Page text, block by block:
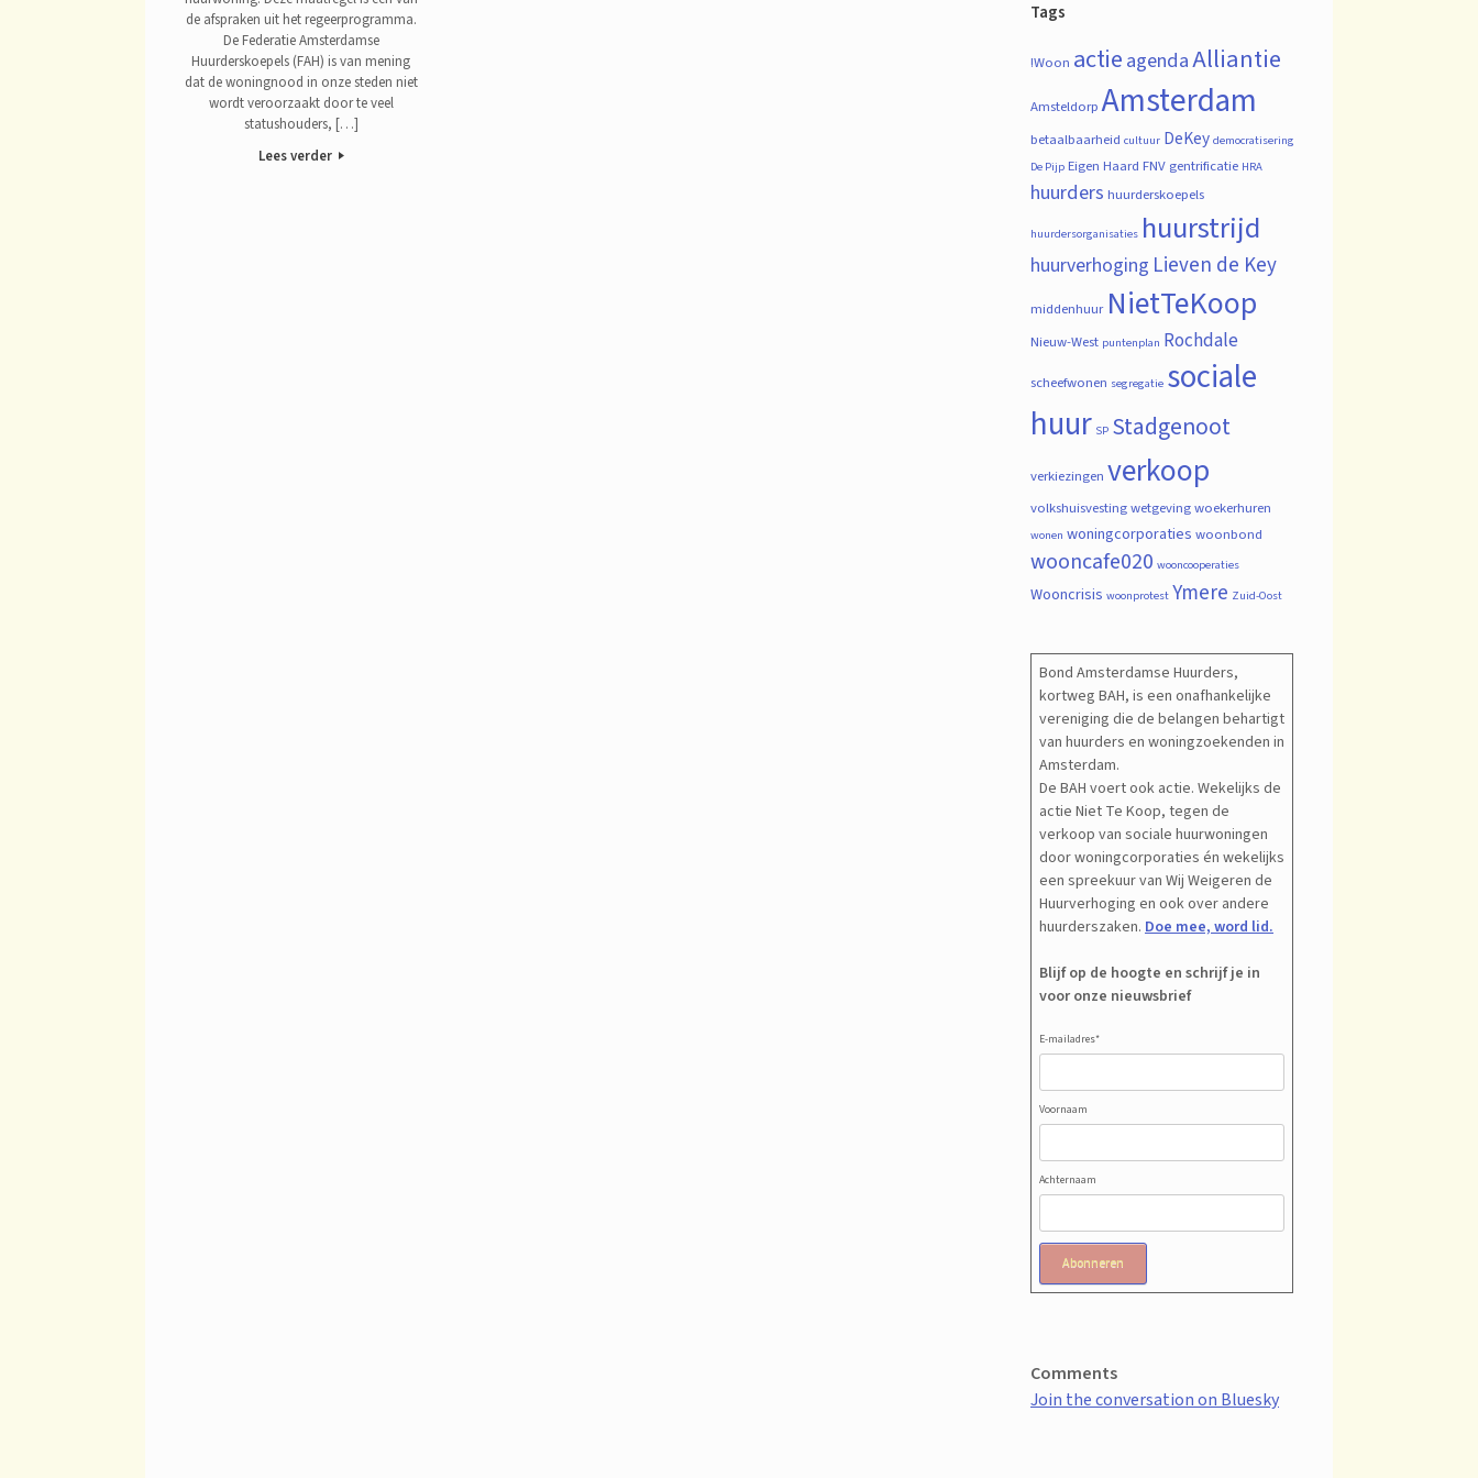
de afspraken uit het regeerprogramma.
De Federatie Amsterdamse
Huurderskoepels (FAH) is van mening
dat de woningnood in onze steden niet
wordt veroorzaakt door te veel
statushouders, […]
Lees verder
Tags
!Woon actieagendaAlliantie
Amsteldorp Amsterdam
betaalbaarheid cultuur DeKey democratisering
De Pijp Eigen Haard FNV gentrificatie HRA
huurders huurderskoepels
huurdersorganisaties huurstrijd
huurverhoging Lieven de Key
middenhuur NietTeKoop
Nieuw-West puntenplan Rochdale
scheefwonen segregatie sociale
huur SP Stadgenoot
verkiezingen verkoop
volkshuisvestingwetgevingwoekerhuren
wonen woningcorporaties woonbond
wooncafe020 wooncooperaties
Wooncrisis woonprotest Ymere Zuid-Oost
Bond Amsterdamse Huurders,
kortweg BAH, is een onafhankelijke
vereniging die de belangen behartigt
van huurders en woningzoekenden in
Amsterdam.
De BAH voert ook actie. Wekelijks de
actie Niet Te Koop, tegen de
verkoop van sociale huurwoningen
door woningcorporaties én wekelijks
een spreekuur van Wij Weigeren de
Huurverhoging en ook over andere
huurderszaken.Doe mee, word lid.
Blijf op de hoogte en schrijf je in
voor onze nieuwsbrief
E-mailadres*
Voornaam
Achternaam
Abonneren
Comments
Join the conversation on Bluesky